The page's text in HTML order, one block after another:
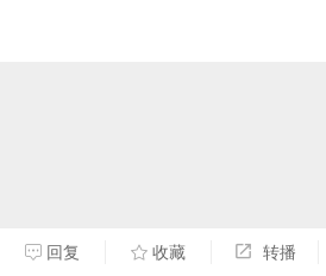
回复 收藏 转播